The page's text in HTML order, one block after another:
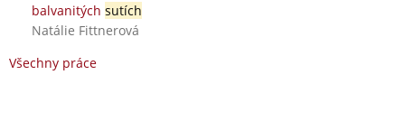
balvanitých sutích
Natálie Fittnerová
Všechny práce